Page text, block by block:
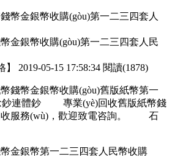
金銀幣收購(gòu)第一二三四套人民
】 2019-05-15 17:58:34 閱讀(1878)
幣金銀幣收購(gòu)舊版紙幣第一
鈔連體鈔 專業(yè)回收舊版紙幣錢
務(wù)，歡迎致電咨詢。 石